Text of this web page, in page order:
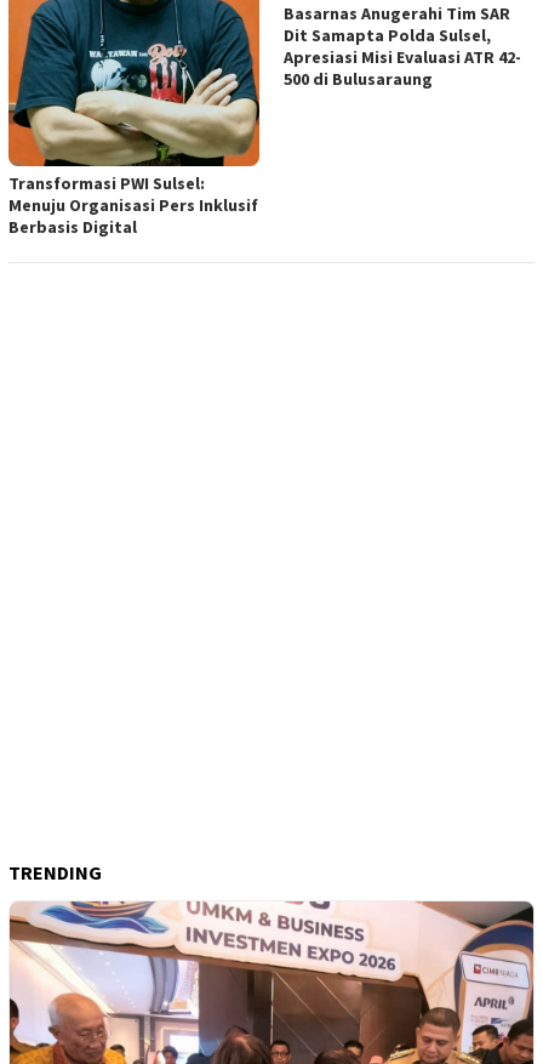
Transformasi PWI Sulsel:
Menuju Organisasi Pers Inklusif
Berbasis Digital
Basarnas Anugerahi Tim SAR
Dit Samapta Polda Sulsel,
Apresiasi Misi Evaluasi ATR 42-
500 di Bulusaraung
TRENDING